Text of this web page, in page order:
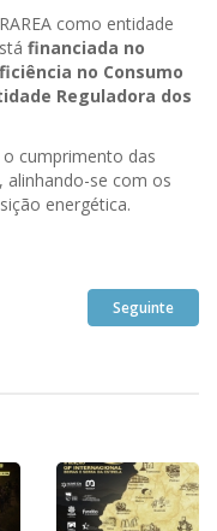
como entidade
financiada no
no Consumo
Reguladora dos
cumprimento das
, alinhando-se com os
energética.
Seguinte